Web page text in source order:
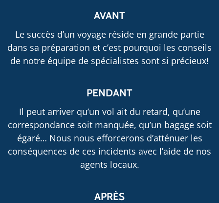
AVANT
Le succès d’un voyage réside en grande partie
dans sa préparation et c’est pourquoi les conseils
de notre équipe de spécialistes sont si précieux!
PENDANT
Il peut arriver qu’un vol ait du retard, qu’une
correspondance soit manquée, qu’un bagage soit
égaré… Nous nous efforcerons d’atténuer les
conséquences de ces incidents avec l’aide de nos
agents locaux.
APRÈS